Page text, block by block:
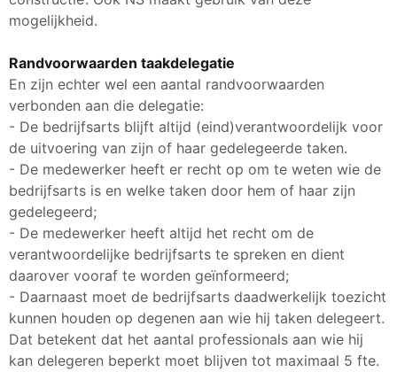
mogelijkheid.
Randvoorwaarden taakdelegatie
En zijn echter wel een aantal randvoorwaarden
verbonden aan die delegatie:
- De bedrijfsarts blijft altijd (eind)verantwoordelijk voor
de uitvoering van zijn of haar gedelegeerde taken.
- De medewerker heeft er recht op om te weten wie de
bedrijfsarts is en welke taken door hem of haar zijn
gedelegeerd;
- De medewerker heeft altijd het recht om de
verantwoordelijke bedrijfsarts te spreken en dient
daarover vooraf te worden geïnformeerd;
- Daarnaast moet de bedrijfsarts daadwerkelijk toezicht
kunnen houden op degenen aan wie hij taken delegeert.
Dat betekent dat het aantal professionals aan wie hij
kan delegeren beperkt moet blijven tot maximaal 5 fte.